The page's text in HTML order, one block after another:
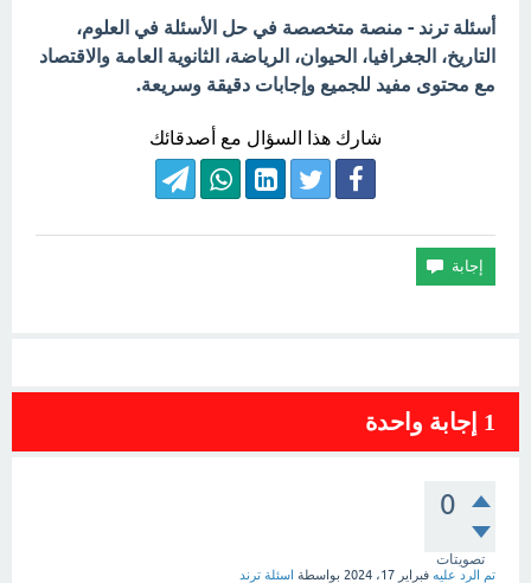
أسئلة ترند - منصة متخصصة في حل الأسئلة في العلوم،
التاريخ، الجغرافيا، الحيوان، الرياضة، الثانوية العامة والاقتصاد
مع محتوى مفيد للجميع وإجابات دقيقة وسريعة.
شارك هذا السؤال مع أصدقائك
1 إجابة واحدة
0
تصويتات
تم الرد عليه فبراير 17، 2024 بواسطة اسئلة ترند